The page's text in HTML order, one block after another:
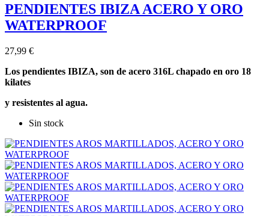
PENDIENTES IBIZA ACERO Y ORO
WATERPROOF
27,99 €
Los pendientes IBIZA, son de acero 316L chapado en oro 18
kilates
y resistentes al agua.
Sin stock